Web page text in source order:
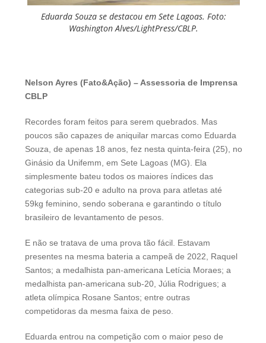
Eduarda Souza se destacou em Sete Lagoas. Foto:
Washington Alves/LightPress/CBLP.
Nelson Ayres (Fato&Ação) – Assessoria de Imprensa
CBLP
Recordes foram feitos para serem quebrados. Mas
poucos são capazes de aniquilar marcas como Eduarda
Souza, de apenas 18 anos, fez nesta quinta-feira (25), no
Ginásio da Unifemm, em Sete Lagoas (MG). Ela
simplesmente bateu todos os maiores índices das
categorias sub-20 e adulto na prova para atletas até
59kg feminino, sendo soberana e garantindo o título
brasileiro de levantamento de pesos.
E não se tratava de uma prova tão fácil. Estavam
presentes na mesma bateria a campeã de 2022, Raquel
Santos; a medalhista pan-americana Letícia Moraes; a
medalhista pan-americana sub-20, Júlia Rodrigues; a
atleta olímpica Rosane Santos; entre outras
competidoras da mesma faixa de peso.
Eduarda entrou na competição com o maior peso de